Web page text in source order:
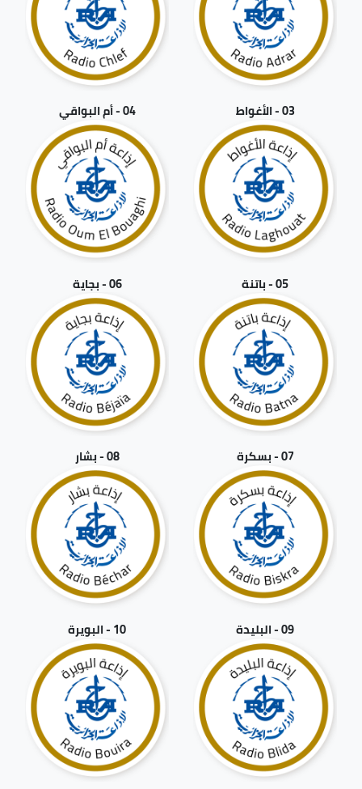
03 - الأغواط 04 - أم البواقي
05 - باتنة 06 - بجاية
07 - بسكرة 08 - بشار
09 - البليدة 10 - البويرة